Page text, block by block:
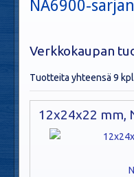
NA6900-
Verkkokaupan
Tuotteita yhteensä 9 kpl
12x24x22 mm,